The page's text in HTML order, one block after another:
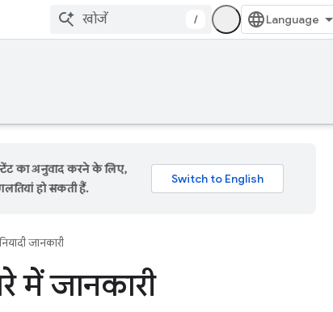
/
का अनुवाद करने के लिए,
हो सकती हैं.
जानकारी
में जानकारी